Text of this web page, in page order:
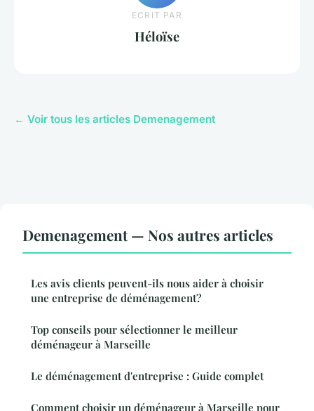
ECRIT PAR
Héloïse
← Voir tous les articles Demenagement
Demenagement — Nos autres articles
Les avis clients peuvent-ils nous aider à choisir
une entreprise de déménagement?
Top conseils pour sélectionner le meilleur
déménageur à Marseille
Le déménagement d'entreprise : Guide complet
Comment choisir un déménageur à Marseille pour